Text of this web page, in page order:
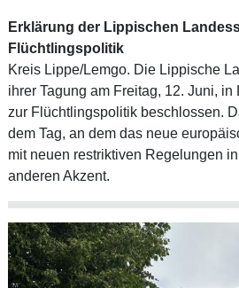
Erklärung der Lippischen
Flüchtlingspolitik
Kreis Lippe/Lemgo. Die Lippische
ihrer Tagung am Freitag, 12. Juni,
zur Flüchtlingspolitik beschlossen.
dem Tag, an dem das neue
mit neuen restriktiven Regelungen
anderen Akzent.